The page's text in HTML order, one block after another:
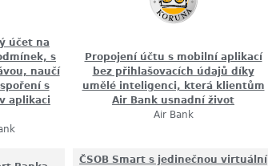
účet na
s
naučí
s
aplikaci
Propojení účtu s mobilní aplikací
bez přihlašovacích údajů díky
umělé inteligenci, která klientům
Air Bank usnadní život
Air Bank
ČSOB Smart s jedinečnou virtuální